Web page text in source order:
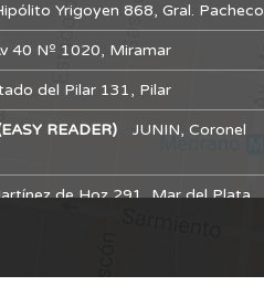
Yrigoyen 868, Gral. Pacheco
40 Nº 1020, Miramar
del Pilar 131, Pilar
READER)
JUNIN, Coronel
de Hoz 291, Mar del Plata
S.R.L. (Killamet)